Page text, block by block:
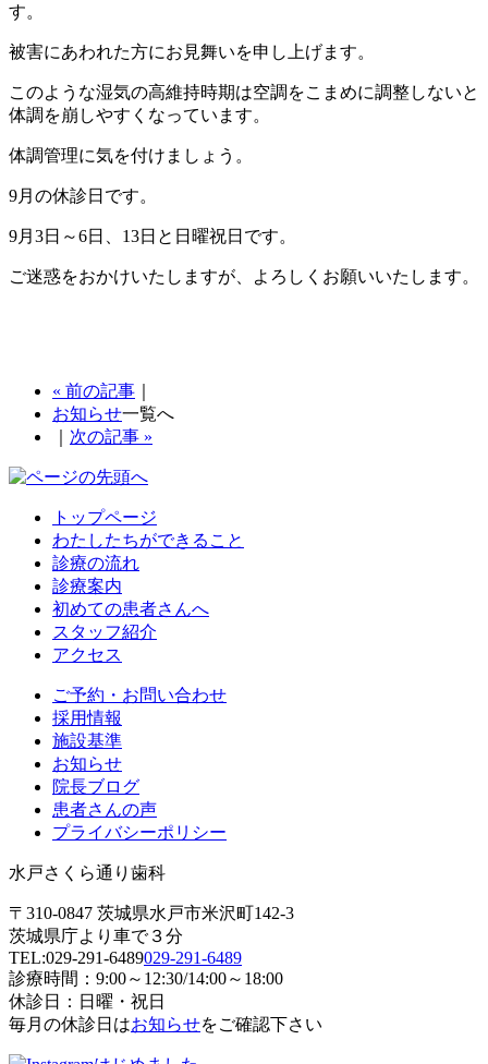
す。
被害にあわれた方にお見舞いを申し上げます。
このような湿気の高維持時期は空調をこまめに調整しないと
体調を崩しやすくなっています。
体調管理に気を付けましょう。
9月の休診日です。
9月3日～6日、13日と日曜祝日です。
ご迷惑をおかけいたしますが、よろしくお願いいたします。
« 前の記事
お知らせ一覧へ
次の記事 »
トップページ
わたしたちができること
診療の流れ
診療案内
初めての患者さんへ
スタッフ紹介
アクセス
ご予約・お問い合わせ
採用情報
施設基準
お知らせ
院長ブログ
患者さんの声
プライバシーポリシー
水戸さくら通り歯科
〒310-0847 茨城県水戸市米沢町142-3
茨城県庁より車で３分
TEL:029-291-6489029-291-6489
診療時間：9:00～12:30/14:00～18:00
休診日：日曜・祝日
毎月の休診日はお知らせをご確認下さい